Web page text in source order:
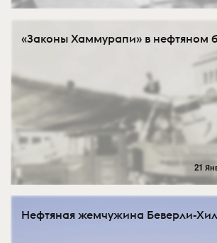
«Законы Хаммурапи» в нефтяном
21
Нефтяная жемчужина Беверли-